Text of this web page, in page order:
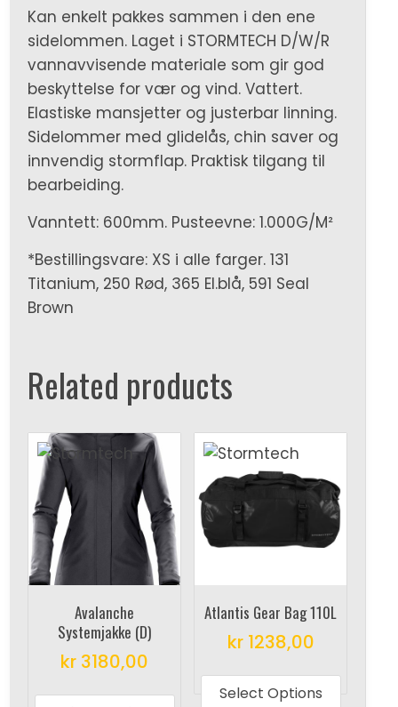
Kan enkelt pakkes sammen i den ene
sidelommen. Laget i STORMTECH D/W/R
vannavvisende materiale som gir god
beskyttelse for vær og vind. Vattert.
Elastiske mansjetter og justerbar linning.
Sidelommer med glidelås, chin saver og
innvendig stormflap. Praktisk tilgang til
bearbeiding.
Vanntett: 600mm. Pusteevne: 1.000G/M²
*Bestillingsvare: XS i alle farger. 131
Titanium, 250 Rød, 365 El.blå, 591 Seal
Brown
Related products
Avalanche
Systemjakke (D)
kr 3180,00
Atlantis Gear Bag 110L
kr1238,00
Select Options